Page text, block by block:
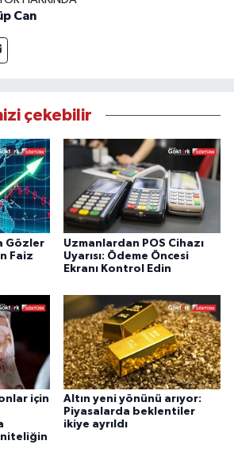
Can
çekebilir
Gözler
Faiz
Uzmanlardan POS Cihazı
Uyarısı: Ödeme Öncesi
Ekranı Kontrol Edin
için
niteliğin
Altın yeni yönünü arıyor:
Piyasalarda beklentiler
ikiye ayrıldı